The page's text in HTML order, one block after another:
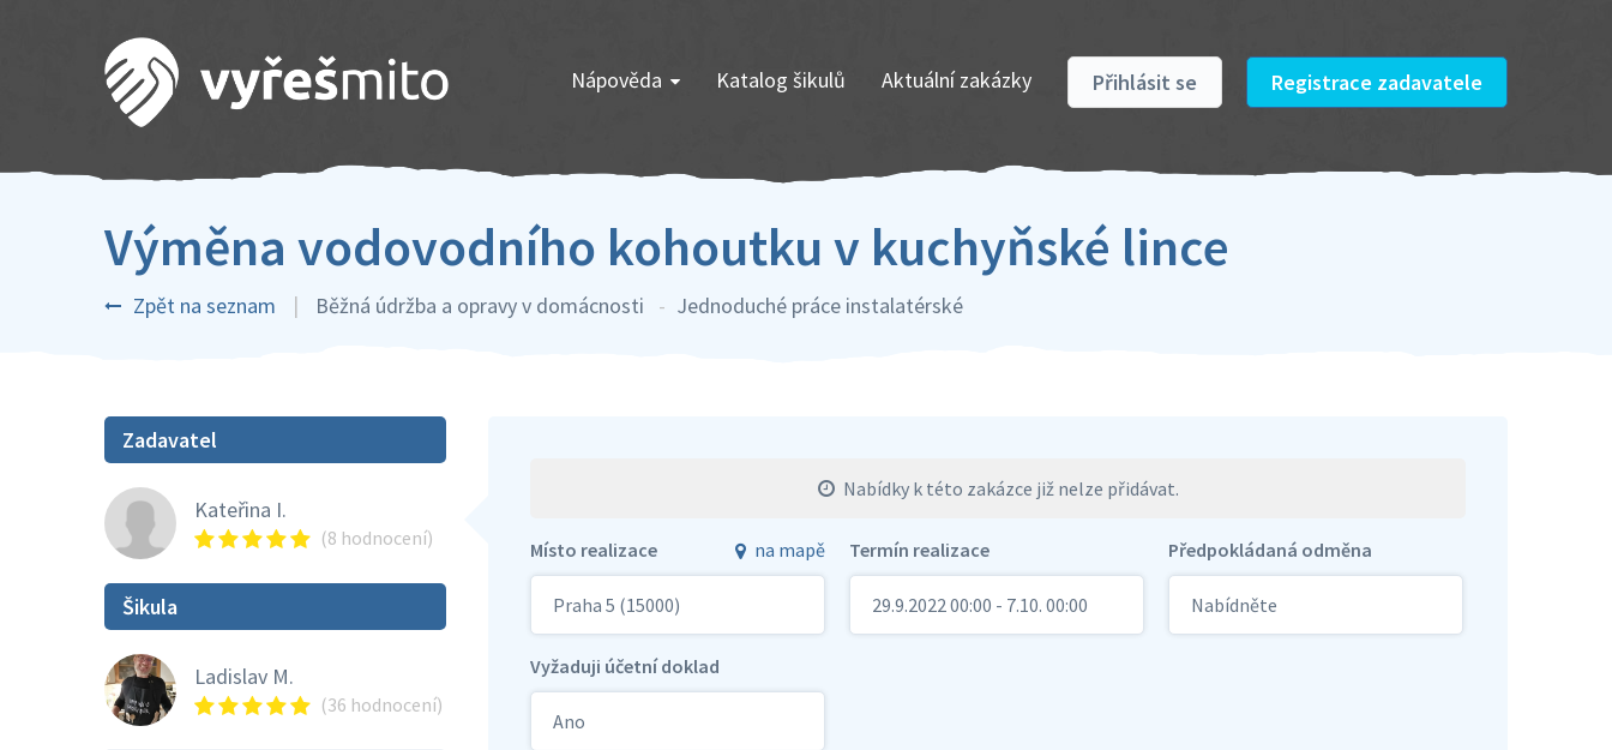
Nápověda Katalog šikulů Aktuální zakázky Přihlásit se Registrace zadavatele
Výměna vodovodního kohoutku v kuchyňské lince
Zpět na seznam Běžná údržba a opravy v domácnosti Jednoduché práce instalatérské
Zadavatel
Kateřina I.
(8 hodnocení)
Šikula
Ladislav M.
(36 hodnocení)
Nabídky k této zakázce již nelze přidávat.
Místo realizace na mapě
Praha 5 (15000)
Termín realizace
29.9.2022 00:00 - 7.10. 00:00
Předpokládaná odměna
Nabídněte
Vyžaduji účetní doklad
Ano